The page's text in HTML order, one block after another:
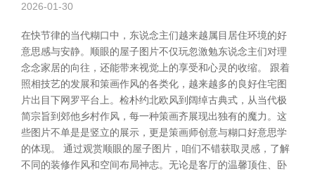
2026-01-30
在快节律的当代糊口中，东说念主们越来越属目居住环境的好
意思感与安静。顺眼的屋子图片不仅玩忽激勉东说念主们对理
念念家居的向往，还能带来视觉上的享受和心灵的收缩。 跟着
照相技艺的发展和策画作风的各类化，越来越多的良好住宅图
片出目下网罗平台上。检朴约北欧风到阔绰古典式，从当代极
简宗旨到郊他乡村作风，每一种策画齐展现出独有的魔力。这
些图片不单是是竖立的展示，更是策画师创意与糊口好意思学
的体现。 通过观赏顺眼的屋子图片，咱们不错获取灵感，了解
不同的装修作风和空间布局神志。无论是客厅的温馨顶住、卧